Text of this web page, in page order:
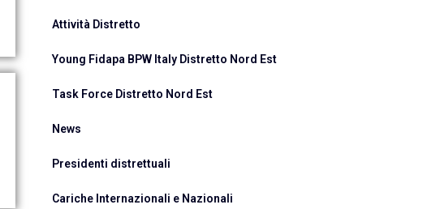
Attività Distretto
Young Fidapa BPW Italy Distretto Nord Est
Task Force Distretto Nord Est
News
Presidenti distrettuali
Cariche Internazionali e Nazionali